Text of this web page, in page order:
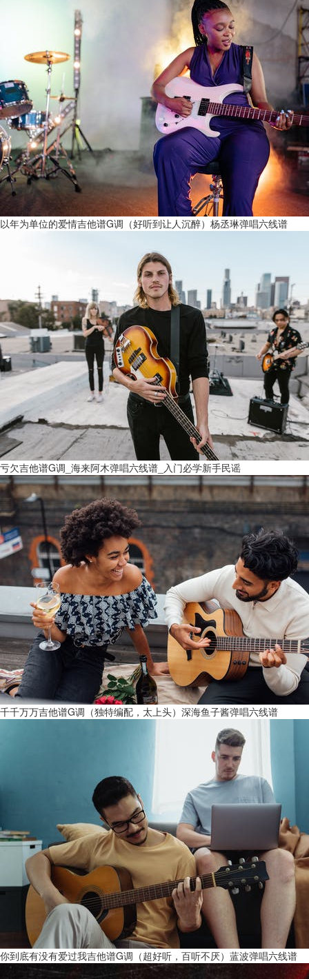
以年为单位的爱情吉他谱G调（好听到让人沉醉）杨丞琳弹唱六线谱
亏欠吉他谱G调_海来阿木弹唱六线谱_入门必学新手民谣
千千万万吉他谱G调（独特编配，太上头）深海鱼子酱弹唱六线谱
你到底有没有爱过我吉他谱G调（超好听，百听不厌）蓝波弹唱六线谱